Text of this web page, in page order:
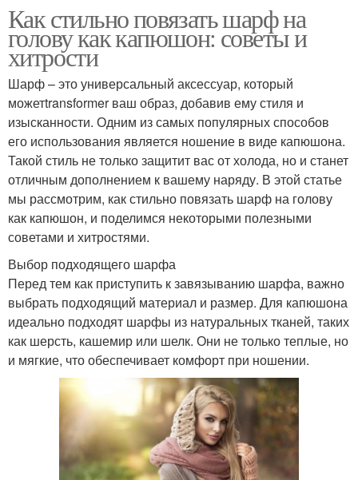
Как стильно повязать шарф на
голову как капюшон: советы и
хитрости
Шарф – это универсальный аксессуар, который
можетtransformer ваш образ, добавив ему стиля и
изысканности. Одним из самых популярных способов
его использования является ношение в виде капюшона.
Такой стиль не только защитит вас от холода, но и станет
отличным дополнением к вашему наряду. В этой статье
мы рассмотрим, как стильно повязать шарф на голову
как капюшон, и поделимся некоторыми полезными
советами и хитростями.
Выбор подходящего шарфа
Перед тем как приступить к завязыванию шарфа, важно
выбрать подходящий материал и размер. Для капюшона
идеально подходят шарфы из натуральных тканей, таких
как шерсть, кашемир или шелк. Они не только теплые, но
и мягкие, что обеспечивает комфорт при ношении.